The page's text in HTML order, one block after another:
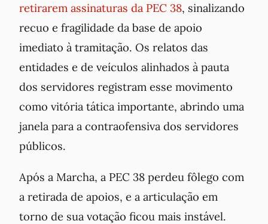
retirarem assinaturas da PEC 38, sinalizando
recuo e fragilidade da base de apoio
imediato à tramitação. Os relatos das
entidades e de veículos alinhados à pauta
dos servidores registram esse movimento
como vitória tática importante, abrindo uma
janela para a contraofensiva dos servidores
públicos.
Após a Marcha, a PEC 38 perdeu fôlego com
a retirada de apoios, e a articulação em
torno de sua votação ficou mais instável.